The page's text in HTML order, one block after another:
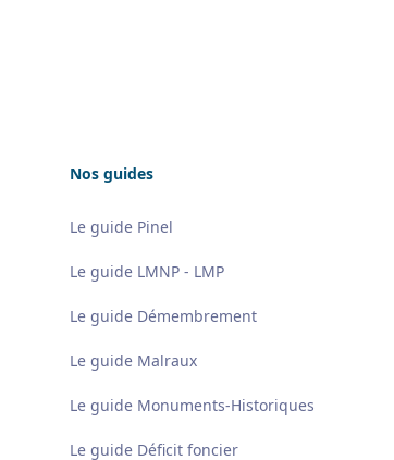
Nos guides
Le guide Pinel
Le guide LMNP - LMP
Le guide Démembrement
Le guide Malraux
Le guide Monuments-Historiques
Le guide Déficit foncier